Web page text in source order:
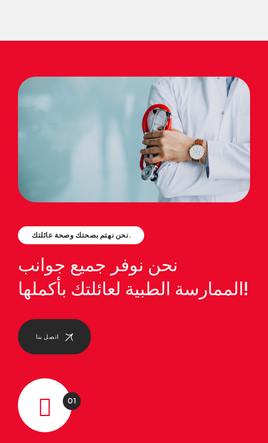
نحن نهتم بصحتك وصحة عائلتك.
نحن نوفر جميع جوانب
الممارسة الطبية لعائلتك بأكملها!
اتصل بنا
01